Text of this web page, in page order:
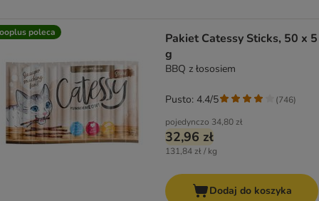
poleca
Pakiet Catessy Sticks, 50 x 5
g
BBQ z łososiem
pojedynczo 34,80 zł
32,96 zł
131,84 zł / kg
Pusto: 4.4/5 (746)
Dodaj do koszyka